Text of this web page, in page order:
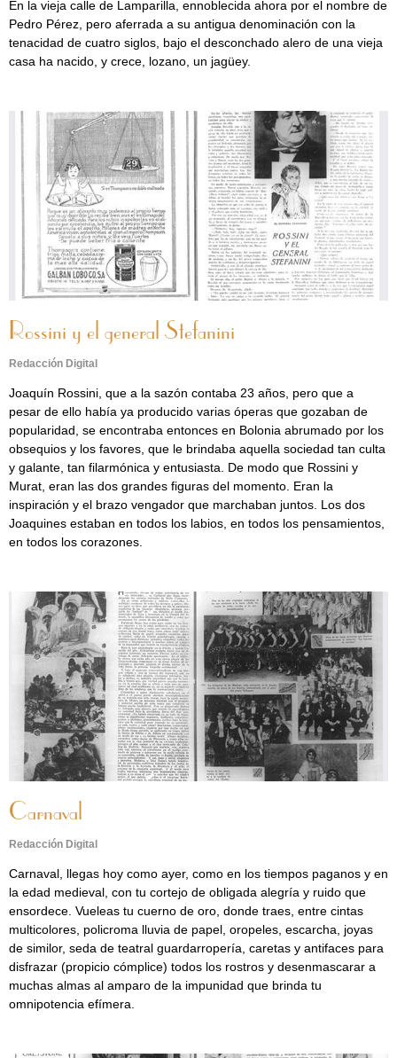
En la vieja calle de Lamparilla, ennoblecida ahora por el nombre de
Pedro Pérez, pero aferrada a su antigua denominación con la
tenacidad de cuatro siglos, bajo el desconchado alero de una vieja
casa ha nacido, y crece, lozano, un jagüey.
Rossini y el general Stefanini
Redacción Digital
Joaquín Rossini, que a la sazón contaba 23 años, pero que a
pesar de ello había ya producido varias óperas que gozaban de
popularidad, se encontraba entonces en Bolonia abrumado por los
obsequios y los favores, que le brindaba aquella sociedad tan culta
y galante, tan filarmónica y entusiasta. De modo que Rossini y
Murat, eran las dos grandes figuras del momento. Eran la
inspiración y el brazo vengador que marchaban juntos. Los dos
Joaquines estaban en todos los labios, en todos los pensamientos,
en todos los corazones.
Carnaval
Redacción Digital
Carnaval, llegas hoy como ayer, como en los tiempos paganos y en
la edad medieval, con tu cortejo de obligada alegría y ruido que
ensordece. Vueleas tu cuerno de oro, donde traes, entre cintas
multicolores, policroma lluvia de papel, oropeles, escarcha, joyas
de similor, seda de teatral guardarropería, caretas y antifaces para
disfrazar (propicio cómplice) todos los rostros y desenmascarar a
muchas almas al amparo de la impunidad que brinda tu
omnipotencia efímera.